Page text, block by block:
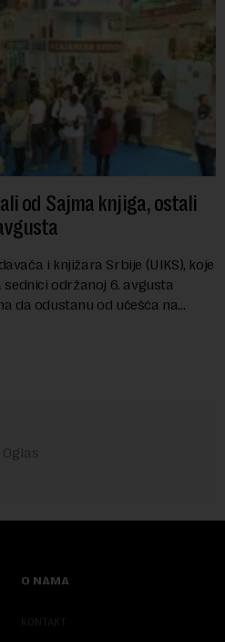
od Sajma knjiga, ostali
i knjižara Srbije (UIKS), koje
sednici održanoj 6. avgusta
da odustanu od učešća na
O NAMA
KONTAKT